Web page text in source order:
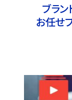
ブラン
お任せ